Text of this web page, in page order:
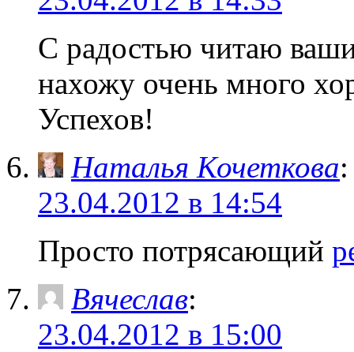
С радостью читаю
нахожу очень много
Успехов!
Наталья Кочеткова:
23.04.2012 в 14:54
Просто потрясающий
Вячеслав:
23.04.2012 в 15:00